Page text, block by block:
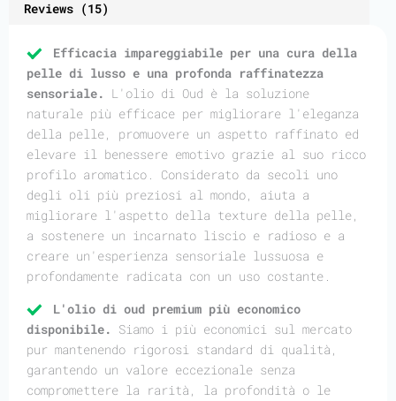
Reviews (15)
Efficacia impareggiabile per una cura della
pelle di lusso e una profonda raffinatezza
sensoriale. L'olio di Oud è la soluzione
naturale più efficace per migliorare l'eleganza
della pelle, promuovere un aspetto raffinato ed
elevare il benessere emotivo grazie al suo ricco
profilo aromatico. Considerato da secoli uno
degli oli più preziosi al mondo, aiuta a
migliorare l'aspetto della texture della pelle,
a sostenere un incarnato liscio e radioso e a
creare un'esperienza sensoriale lussuosa e
profondamente radicata con un uso costante.
L'olio di oud premium più economico
disponibile. Siamo i più economici sul mercato
pur mantenendo rigorosi standard di qualità,
garantendo un valore eccezionale senza
compromettere la rarità, la profondità o le